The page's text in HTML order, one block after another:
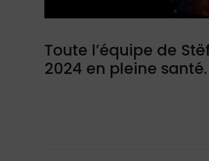
Toute l’équipe de
2024 en pleine santé.